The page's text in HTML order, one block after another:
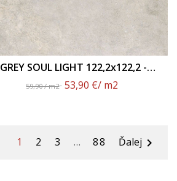
GREY SOUL LIGHT 122,2x122,2 -
Matný Povrch
59,90 / m2 53,90 €/ m2
1 2 3 … 88 Ďalej 